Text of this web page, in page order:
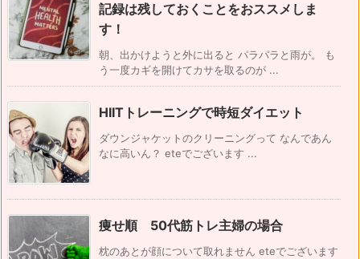
記録は残しておくことをおススメしま
す！
朝、出かけようと外に出ると パラパラと雨が。 も
う一度カギを開けてカサを取るのが ...
HIITトレーニングで時短ダイエット
ダウンジャケットのクリーニングって なんであん
なに高いん？ eteでございます ...
痩せ順 50代筋トレ主婦の場合
枕のあとが顔について取れません eteでございます